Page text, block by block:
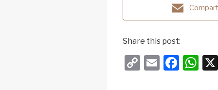
Share this post:
C
E
F
W